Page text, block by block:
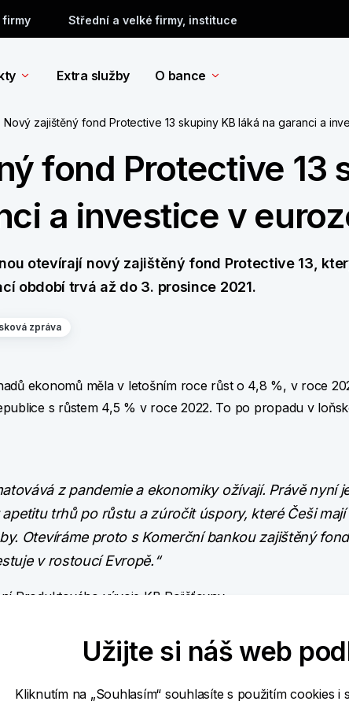
firmy Střední a velké firmy, instituce
Extra služby O bance
Nový zajištěný fond Protective 13 skupiny KB láká na garanci a
fond Protective 13
a investice v
otevírají nový zajištěný fond Protective 13,
období trvá až do 3. prosince 2021.
zpráva
ekonomů měla v letošním roce růst o 4,8 %, v roce
s růstem 4,5 % v roce 2022. To po propadu v
z pandemie a ekonomiky ožívají. Právě nyní
trhů po růstu a zúročit úspory, které Češi mají
Otevíráme proto s Komerční bankou zajištěný fond
v rostoucí Evropě.“
Produktového vývoje KB Pojišťovny
v eurozóně v rámci indexu EURO STOXX 50. Ten je
a nejziskovějších společností v eurozóně, které
Index zahrnuje celkem 50 akcií z 8 zemí: Belgie, Finska,
Užijte si náš web
Kliknutím na „Souhlasím“ souhlasíte s použitím cookies i